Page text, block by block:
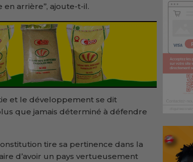
arrière’’, ajoute-t-il.
et le développement se dit
que jamais déterminé à défendre
tire sa pertinence dans la
d’avoir un pays vertueusement